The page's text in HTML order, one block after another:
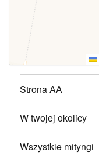
Strona AA
W twojej okolicy
Wszystkie mityngi